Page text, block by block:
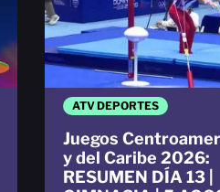
ATV DEPORTES
Juegos
y del Caribe 2026:
RESUMEN DÍA 13 |